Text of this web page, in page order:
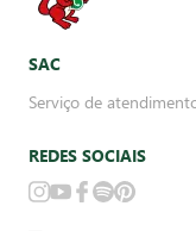
SAC
Serviço de
REDES SOCIAIS